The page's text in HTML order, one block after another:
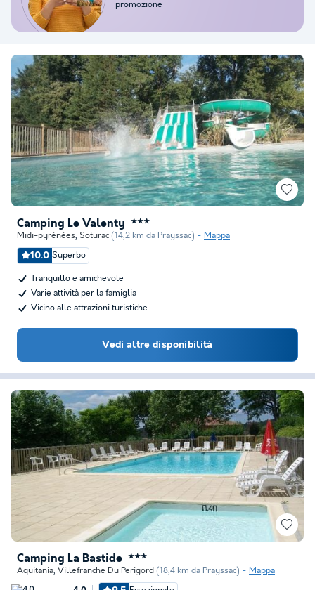
Camping Le Valenty ★★★
Midi-pyrénées, Soturac (14,2 km da Prayssac) Mappa
10.0 Superbo
Tranquillo e amichevole
Varie attività per la famiglia
Vicino alle attrazioni turistiche
Vedi altre disponibilità
Camping La Bastide ★★★
Aquitania, Villefranche Du Perigord (18,4 km da Prayssac) Mappa
promozione